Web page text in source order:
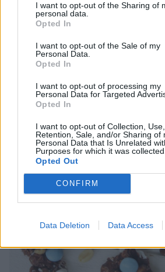
I want to opt-out of the Sharing of
personal data.
Opted In
I want to opt-out of the Sale of my
Personal Data.
Opted In
I want to opt-out of processing my
Personal Data for Targeted
Opted In
I want to opt-out of Collection, Use,
Retention, Sale, and/or Sharing of
Personal Data that Is Unrelated
Purposes for which it was collected.
Opted Out
CONFIRM
Data Deletion Data Access